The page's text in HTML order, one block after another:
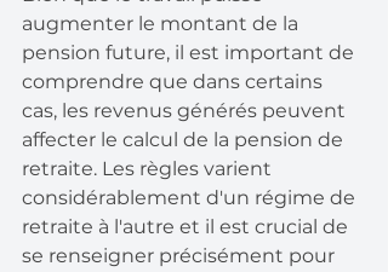
augmenter le montant de la
pension future, il est important de
comprendre que dans certains
cas, les revenus générés peuvent
affecter le calcul de la pension de
retraite. Les règles varient
considérablement d'un régime de
retraite à l'autre et il est crucial de
se renseigner précisément pour